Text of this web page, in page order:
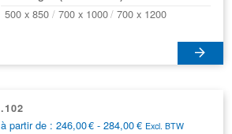
500 x 850 700 x 1000 700 x 1200
.102
à partir de : 246,00€ - 284,00€Prijsklasse:
Excl. BTW